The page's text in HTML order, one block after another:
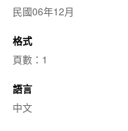
民國06年12月
格式
頁數：1
語言
中文